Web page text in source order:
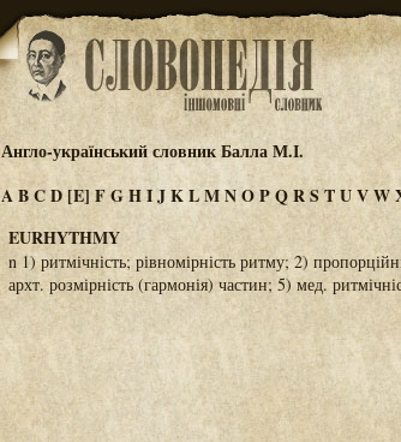
Англо-український словник Балла М.І.
ABCD [E] FGHIJKLMNOPQRSTUVW
EURHYTHMY
n 1) ритмічність; рівномірність ритму; 2)
архт. розмірність (гармонія) частин; 5) мед.